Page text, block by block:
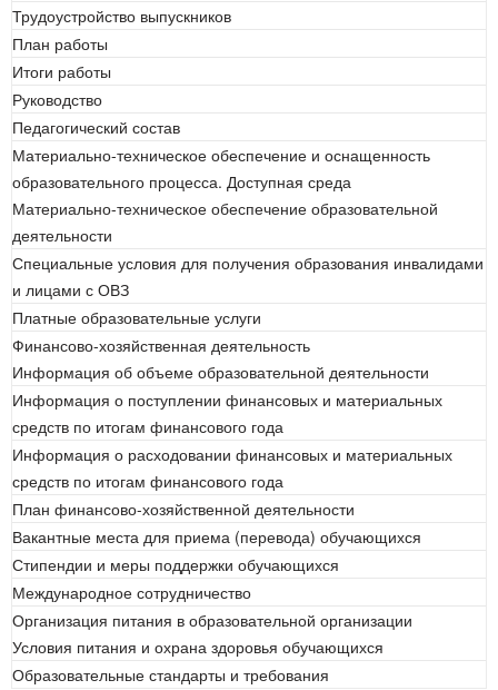
Трудоустройство выпускников
План работы
Итоги работы
Руководство
Педагогический состав
Материально-техническое обеспечение и оснащенность
образовательного процесса. Доступная среда
Материально-техническое обеспечение образовательной
деятельности
Специальные условия для получения образования инвалидами
и лицами с ОВЗ
Платные образовательные услуги
Финансово-хозяйственная деятельность
Информация об объеме образовательной деятельности
Информация о поступлении финансовых и материальных
средств по итогам финансового года
Информация о расходовании финансовых и материальных
средств по итогам финансового года
План финансово-хозяйственной деятельности
Вакантные места для приема (перевода) обучающихся
Стипендии и меры поддержки обучающихся
Международное сотрудничество
Организация питания в образовательной организации
Условия питания и охрана здоровья обучающихся
Образовательные стандарты и требования